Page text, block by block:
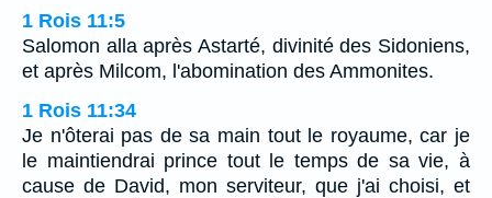
1 Rois 11:5
Salomon alla après Astarté, divinité des Sidoniens,
et après Milcom, l'abomination des Ammonites.
1 Rois 11:34
Je n'ôterai pas de sa main tout le royaume, car je
le maintiendrai prince tout le temps de sa vie, à
cause de David, mon serviteur, que j'ai choisi, et